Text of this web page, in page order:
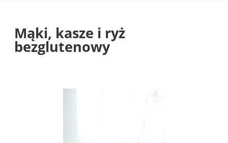
Mąki, kasze i ryż
bezglutenowy